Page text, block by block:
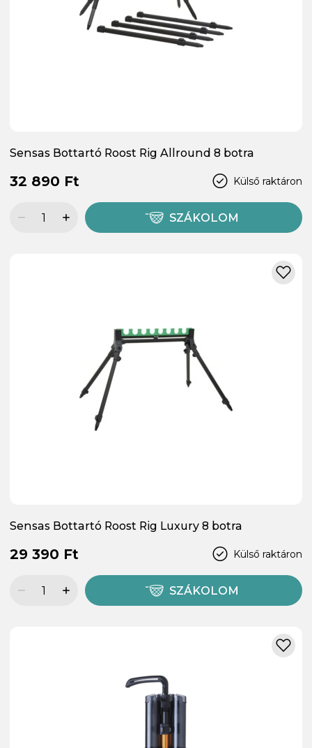
Sensas Bottartó Roost Rig Allround 8 botra
Külső raktáron
32 890 Ft
SZÁKOLOM
Sensas Bottartó Roost Rig Luxury 8 botra
Külső raktáron
29 390 Ft
SZÁKOLOM